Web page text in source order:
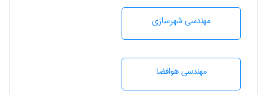
مهندسی شهرسازی
مهندسی هوافضا